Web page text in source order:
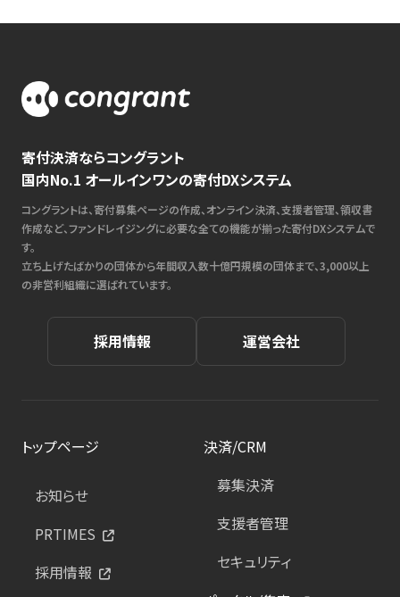
寄付決済ならコングラント
国内No.1 オールインワンの寄付DXシステム
コングラントは、寄付募集ページの作成、オンライン決済、支援者管理、領収書
作成など、ファンドレイジングに必要な全ての機能が揃った寄付DXシステムで
す。
立ち上げたばかりの団体から年間収入数十億円規模の団体まで、3,000以上
の非営利組織に選ばれています。
採用情報 運営会社
トップページ
お知らせ
PRTIMES
採用情報
決済/CRM
募集決済
支援者管理
セキュリティ